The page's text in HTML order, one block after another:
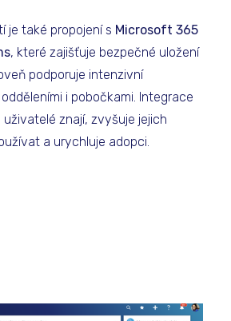
je také propojení s Microsoft 365
, které zajišťuje bezpečné uložení
podporuje intenzivní
i pobočkami. Integrace
znají, zvyšuje jejich
a urychluje adopci.